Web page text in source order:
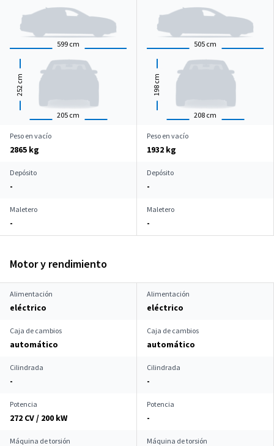
599 cm
205 cm
252
cm
505 cm
208 cm
198
cm
Peso en vacío
2865 kg
Peso en vacío
1932 kg
Depósito
-
Depósito
-
Maletero
-
Maletero
-
Motor y rendimiento
Alimentación
eléctrico
Alimentación
eléctrico
Caja de cambios
automático
Caja de cambios
automático
Cilindrada
-
Cilindrada
-
Potencia
272 CV / 200 kW
Potencia
-
Máquina de torsión Máquina de torsión